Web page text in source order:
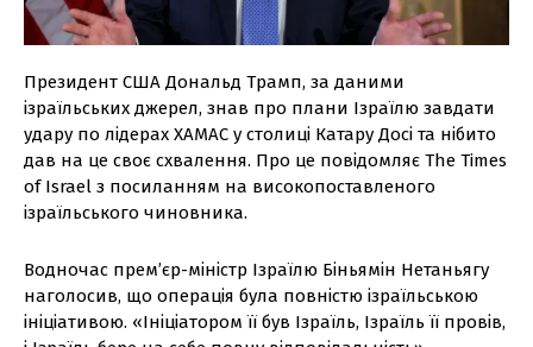
Президент США Дональд Трамп, за даними
ізраїльських джерел, знав про плани Ізраїлю завдати
удару по лідерах ХАМАС у столиці Катару Досі та нібито
дав на це своє схвалення. Про це повідомляє The Times
of Israel з посиланням на високопоставленого
ізраїльського чиновника.
Водночас прем’єр-міністр Ізраїлю Біньямін Нетаньягу
наголосив, що операція була повністю ізраїльською
ініціативою. «Ініціатором її був Ізраїль, Ізраїль її провів,